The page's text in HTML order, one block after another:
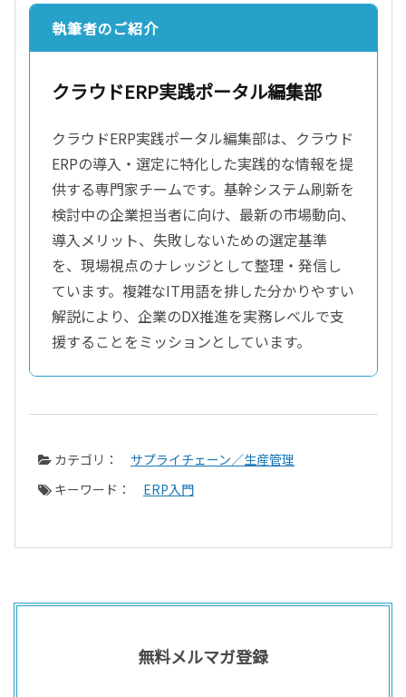
執筆者のご紹介
クラウドERP実践ポータル編集部
クラウドERP実践ポータル編集部は、クラウド
ERPの導入・選定に特化した実践的な情報を提
供する専門家チームです。基幹システム刷新を
検討中の企業担当者に向け、最新の市場動向、
導入メリット、失敗しないための選定基準
を、現場視点のナレッジとして整理・発信し
ています。複雑なIT用語を排した分かりやすい
解説により、企業のDX推進を実務レベルで支
援することをミッションとしています。
カテゴリ：
サプライチェーン／生産管理
キーワード：
ERP入門
無料メルマガ登録